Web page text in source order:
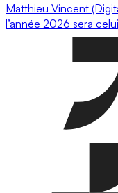
Matthieu Vincent
l’année 2026 sera